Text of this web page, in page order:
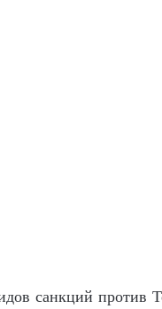
санкций против